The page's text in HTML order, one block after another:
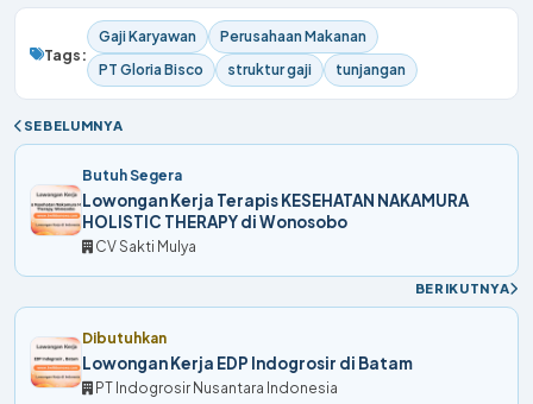
Tags:
Gaji Karyawan
Perusahaan Makanan
PT Gloria Bisco
struktur gaji tunjangan
SEBELUMNYA
Butuh Segera
Lowongan Kerja Terapis KESEHATAN NAKAMURA
HOLISTIC THERAPY di Wonosobo
CV Sakti Mulya
BERIKUTNYA
Dibutuhkan
Lowongan Kerja EDP Indogrosir di Batam
PT Indogrosir Nusantara Indonesia